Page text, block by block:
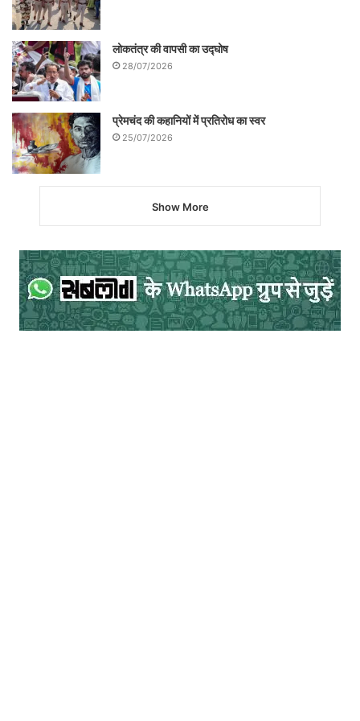
खुली रह गयी। बहुतों को तो आज भी इस कड़वी
सच्चाई पर विश्वास नहीं होता है। आसानी से इस
सच्चाई को स्वीकारने को तैयार नहीं होते हैं।
लोकतंत्र की वापसी का उद्घोष
28/07/2026
प्रेमचंद की कहानियों में प्रतिरोध का स्वर
25/07/2026
Show More